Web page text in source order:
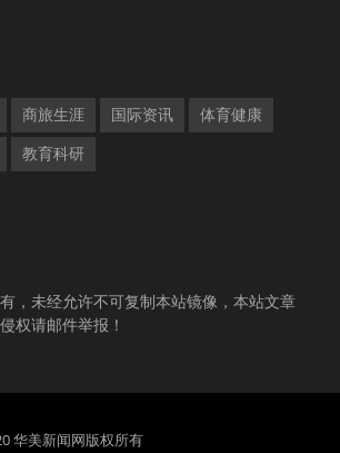
商旅生涯 国际资讯 体育健康
教育科研
，未经允许不可复制本站镜像，本站文章
权请邮件举报！
华美新闻网版权所有